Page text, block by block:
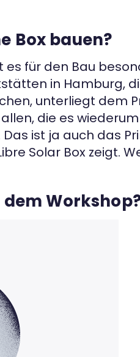
Box bauen?
für den Bau
in Hamburg,
unterliegt dem
die es
ist ja auch das
Solar Box zeigt.